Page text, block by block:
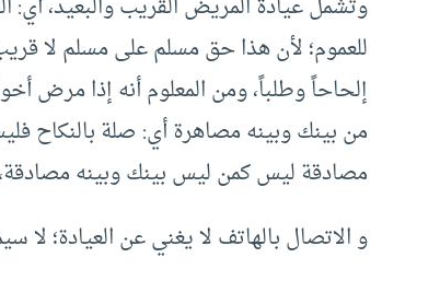
للعموم؛ لأن هذا حق مسلم على مسلم لا
إلحاحاً وطلباً، ومن المعلوم أنه إذا
من بينك وبينه مصاهرة أي: صلة بالنكاح
مصادقة ليس كمن ليس بينك وبينه
و الاتصال بالهاتف لا يغني عن العيادة؛ لا